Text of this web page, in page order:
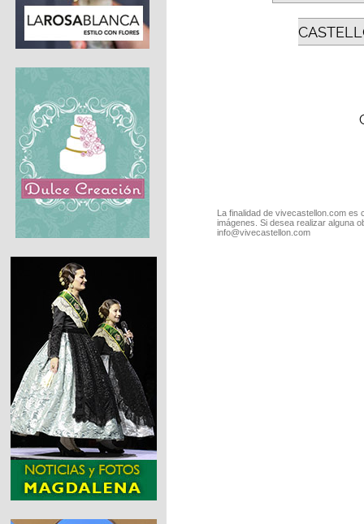
La finalidad de vivecastellon.com
imágenes. Si desea realizar alguna
info@vivecastellon.com